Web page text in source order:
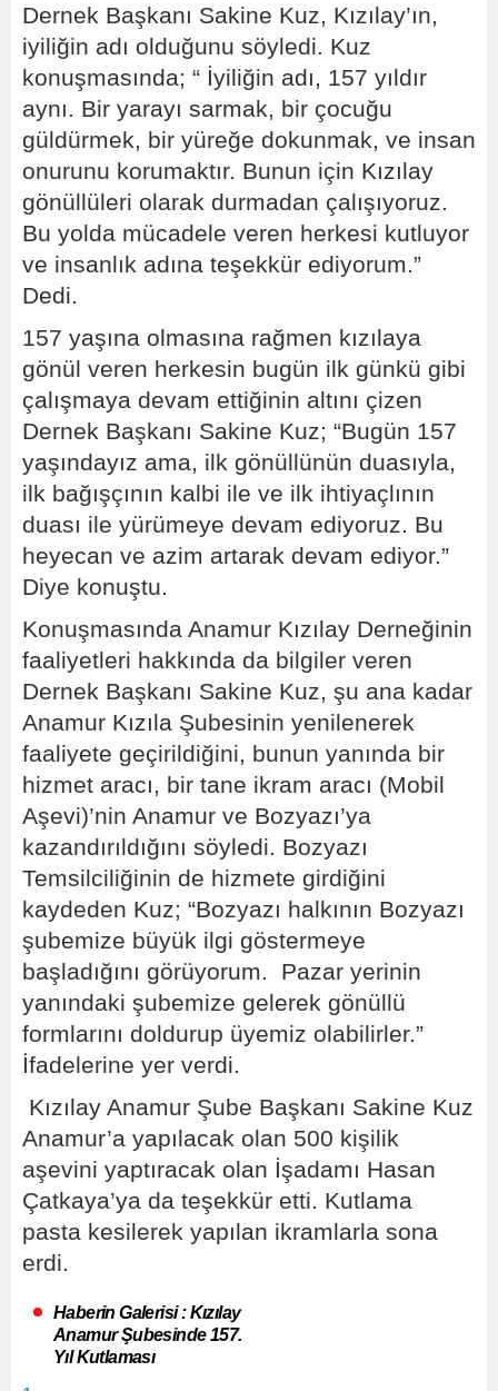
Dernek Başkanı Sakine Kuz, Kızılay’ın,
iyiliğin adı olduğunu söyledi. Kuz
konuşmasında; “ İyiliğin adı, 157 yıldır
aynı. Bir yarayı sarmak, bir çocuğu
güldürmek, bir yüreğe dokunmak, ve insan
onurunu korumaktır. Bunun için Kızılay
gönüllüleri olarak durmadan çalışıyoruz.
Bu yolda mücadele veren herkesi kutluyor
ve insanlık adına teşekkür ediyorum.”
Dedi.
157 yaşına olmasına rağmen kızılaya
gönül veren herkesin bugün ilk günkü gibi
çalışmaya devam ettiğinin altını çizen
Dernek Başkanı Sakine Kuz; “Bugün 157
yaşındayız ama, ilk gönüllünün duasıyla,
ilk bağışçının kalbi ile ve ilk ihtiyaçlının
duası ile yürümeye devam ediyoruz. Bu
heyecan ve azim artarak devam ediyor.”
Diye konuştu.
Konuşmasında Anamur Kızılay Derneğinin
faaliyetleri hakkında da bilgiler veren
Dernek Başkanı Sakine Kuz, şu ana kadar
Anamur Kızıla Şubesinin yenilenerek
faaliyete geçirildiğini, bunun yanında bir
hizmet aracı, bir tane ikram aracı (Mobil
Aşevi)’nin Anamur ve Bozyazı’ya
kazandırıldığını söyledi. Bozyazı
Temsilciliğinin de hizmete girdiğini
kaydeden Kuz; “Bozyazı halkının Bozyazı
şubemize büyük ilgi göstermeye
başladığını görüyorum. Pazar yerinin
yanındaki şubemize gelerek gönüllü
formlarını doldurup üyemiz olabilirler.”
İfadelerine yer verdi.
Kızılay Anamur Şube Başkanı Sakine Kuz
Anamur’a yapılacak olan 500 kişilik
aşevini yaptıracak olan İşadamı Hasan
Çatkaya’ya da teşekkür etti. Kutlama
pasta kesilerek yapılan ikramlarla sona
erdi.
Haberin Galerisi : Kızılay
Anamur Şubesinde 157.
Yıl Kutlaması